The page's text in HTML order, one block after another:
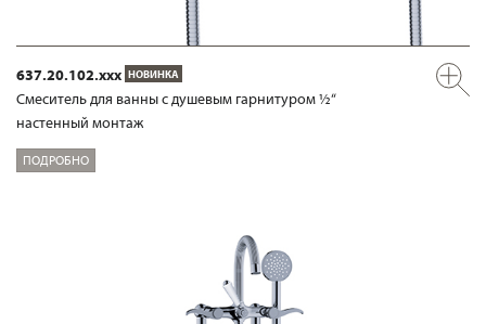
637.20.102.xxx НОВИНКА
Смеситель для ванны с душевым гарнитуром ½“
настенный монтаж
ПОДРОБНО